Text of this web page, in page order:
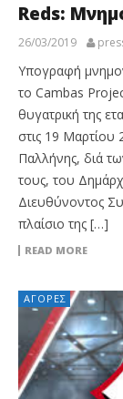
Reds:
26/03/2019
Υπογραφή
το Cambas
θυγατρική της
στις 19 Μαρτίου
Παλλήνης, διά
τους, του
Διευθύνοντος
πλαίσιο της […]
READ MORE
ΑΓΟΡΈΣ